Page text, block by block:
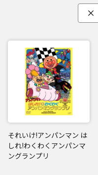
それいけ!アンパンマン は
しれ!わくわくアンパンマ
ングランプリ